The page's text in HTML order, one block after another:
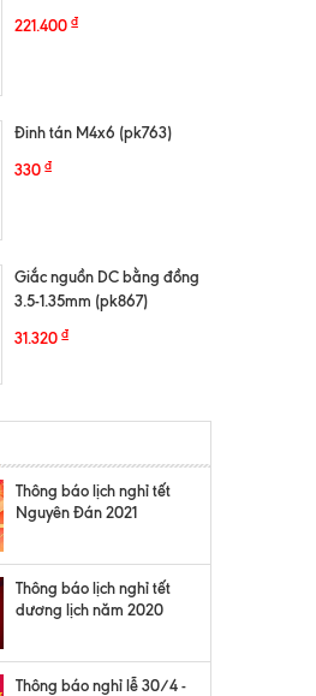
221.400₫
Đinh tán M4x6 (pk763)
330₫
Giắc nguồn DC bằng đồng
3.5-1.35mm (pk867)
31.320₫
Thông báo lịch nghỉ tết
Nguyên Đán 2021
Thông báo lịch nghỉ tết
dương lịch năm 2020
Thông báo nghỉ lễ 30/4 -